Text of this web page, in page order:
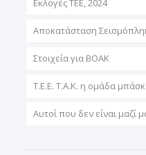
Εκλογές ΤΕΕ, 2024
Αποκατάσταση
Στοιχεία για ΒΟΑΚ
T.E.E. T.A.K. η ομάδα
Αυτοί που δεν είναι μαζί